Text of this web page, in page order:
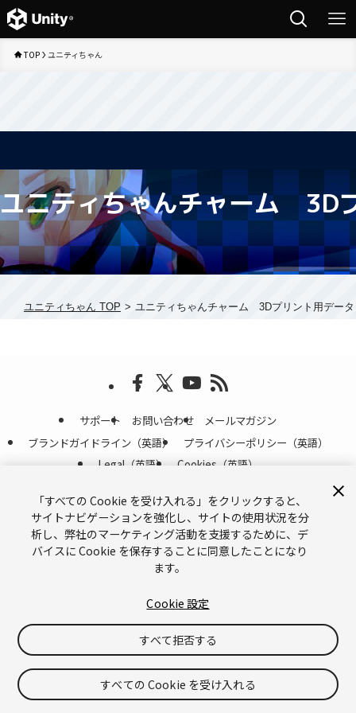
TOP ユニティちゃん
サポート お問い合わせ
メールマガジン
ブランドガイドライン（英語）
プライバシーポリシー（英語）
Legal（英語）
Cookies（英語）
©Copyright © 2026 Unity Technologies
「Unity」の名称、Unity のロゴ、およびその他の Unity の商標は、米国およ
びその他の国における Unity Technologies またはその関係会社の商標または
です。その他の名称またはブランドは該当する所有者の商標です。
「すべての Cookie を受け入れる」をクリックすると、
サイトナビゲーションを強化し、サイトの使用状況を分
析し、弊社のマーケティング活動を支援するために、デ
バイスに Cookie を保存することに同意したことになり
ます。
Cookie 設定
すべて拒否する
すべての Cookie を受け入れる